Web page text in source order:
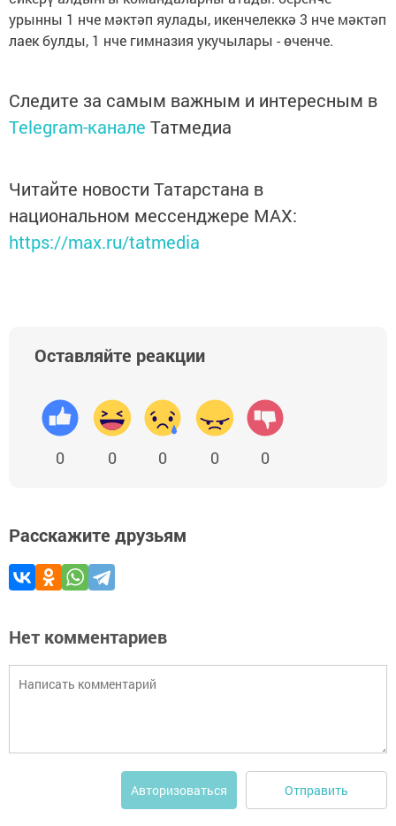
урынны 1 нче мәктәп яулады, икенчелеккә 3 нче мәктәп
лаек булды, 1 нче гимназия укучылары - өченче.
Следите за самым важным и интересным в
Telegram-канале Татмедиа
Читайте новости Татарстана в
национальном мессенджере MАХ:
https://max.ru/tatmedia
Оставляйте реакции
0 0 0 0 0
Расскажите друзьям
Нет комментариев
Авторизоваться Отправить